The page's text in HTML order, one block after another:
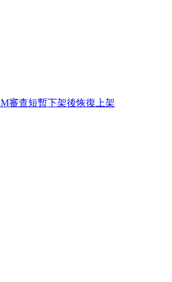
M審查短暫下架後恢復 上架